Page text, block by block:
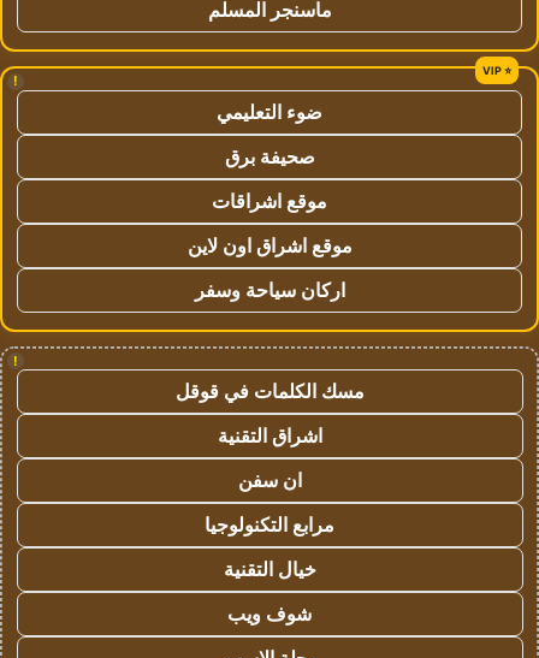
ماسنجر المسلم
!
ضوء التعليمي
صحيفة برق
موقع اشراقات
موقع اشراق اون لاين
اركان سياحة وسفر
!
مسك الكلمات في قوقل
اشراق التقنية
ان سفن
مرابع التكنولوجيا
خيال التقنية
شوف ويب